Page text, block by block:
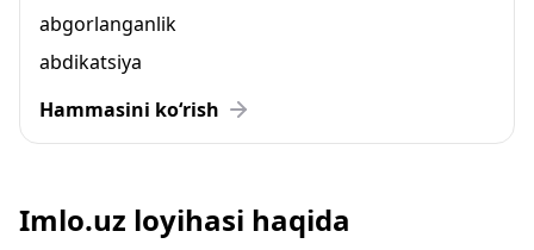
abgorlanganlik
abdikatsiya
Hammasini ko‘rish
Imlo.uz loyihasi haqida